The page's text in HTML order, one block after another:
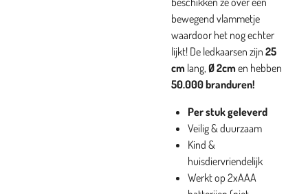
bewegend vlammetje
waardoor het nog echter
lijkt! De ledkaarsen zijn 25
cm lang, Ø 2cmen hebben
50.000 branduren!
Per stuk geleverd
Veilig & duurzaam
Kind &
huisdiervriendelijk
Werkt op 2xAAA